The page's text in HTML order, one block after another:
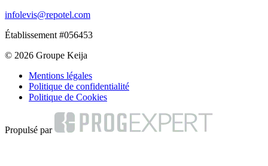
infolevis@repotel.com
Établissement #056453
© 2026 Groupe Keija
Mentions légales
Politique de confidentialité
Politique de Cookies
Propulsé par